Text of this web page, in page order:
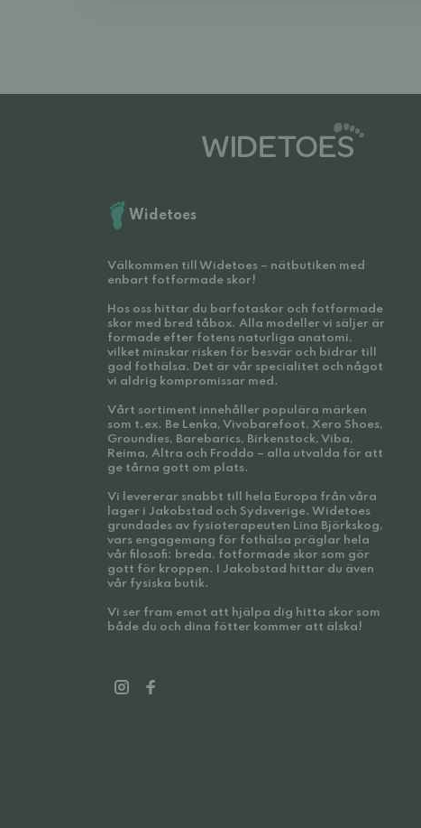
Widetoes
Välkommen till Widetoes – nätbutiken med
enbart fotformade skor!
Hos oss hittar du barfotaskor och fotformade
skor med bred tåbox. Alla modeller vi säljer är
formade efter fotens naturliga anatomi,
vilket minskar risken för besvär och bidrar till
god fothälsa. Det är vår specialitet och något
vi aldrig kompromissar med.
Vårt sortiment innehåller populära märken
som t.ex. Be Lenka, Vivobarefoot, Xero Shoes,
Groundies, Barebarics, Birkenstock, Viba,
Reima, Altra och Froddo – alla utvalda för att
ge tårna gott om plats.
Vi levererar snabbt till hela Europa från våra
lager i Jakobstad och Sydsverige. Widetoes
grundades av fysioterapeuten Lina Björkskog,
vars engagemang för fothälsa präglar hela
vår filosofi: breda, fotformade skor som gör
gott för kroppen. I Jakobstad hittar du även
vår fysiska butik.
Vi ser fram emot att hjälpa dig hitta skor som
både du och dina fötter kommer att älska!